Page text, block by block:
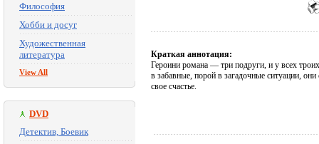
Философия
Хобби и досуг
Художественная
литература
View All
DVD
Детектив, Боевик
Краткая аннотация:
Героини романа — три подруги, и у всех
в забавные, порой в загадочные ситуации,
свое счастье.